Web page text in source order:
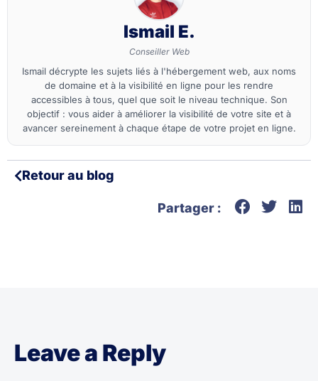
Ismail E.
Conseiller Web
Ismail décrypte les sujets liés à l'hébergement web, aux noms
de domaine et à la visibilité en ligne pour les rendre
accessibles à tous, quel que soit le niveau technique. Son
objectif : vous aider à améliorer la visibilité de votre site et à
avancer sereinement à chaque étape de votre projet en ligne.
Retour au blog
Partager :
Leave a Reply